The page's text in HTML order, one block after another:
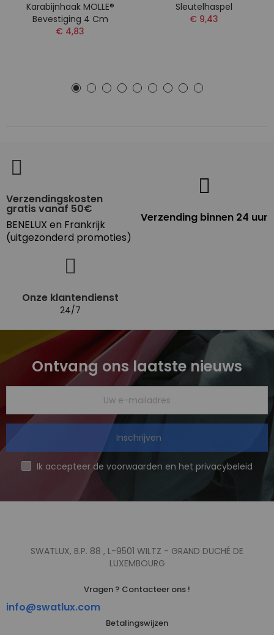
Karabijnhaak MOLLE®
Bevestiging 4 Cm
€ 4,83
Sleutelhaspel
€ 9,43
Verzendingskosten
gratis vanaf 50€
BENELUX en Frankrijk
(uitgezonderd promoties)
Verzending binnen 24 uur
Onze klantendienst
24/7
Ontvang ons laatste nieuws
Inschrijven
Ik accepteer de voorwaarden en het privacybeleid
SWATLUX, B.P. 88 , L-9501 WILTZ - GRAND DUCHÉ DE
LUXEMBOURG
Vragen ? Contacteer ons !
info@swatlux.com
Betalingswijzen